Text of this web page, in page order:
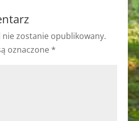
zostanie opublikowany.
oznaczone *